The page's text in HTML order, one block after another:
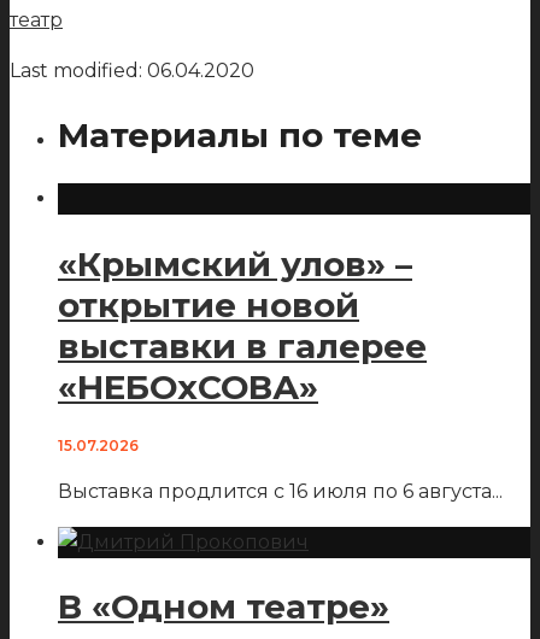
театр
Last modified: 06.04.2020
Материалы по теме
«Крымский улов» –
открытие новой
выставки в галерее
«НЕБОхСОВА»
15.07.2026
Выставка продлится с 16 июля по 6 августа...
В «Одном театре»